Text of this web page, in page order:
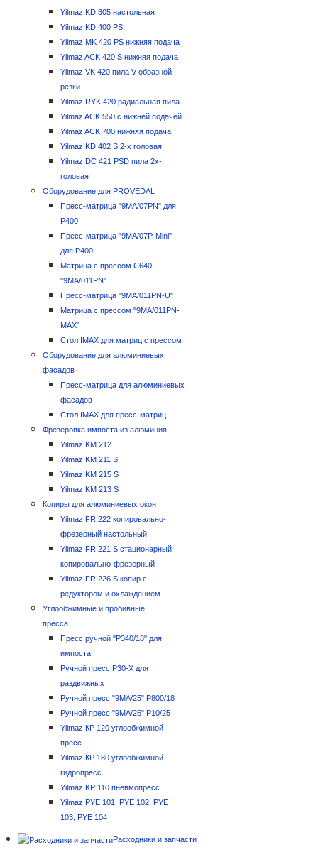
Yilmaz KD 305 настольная
Yilmaz KD 400 PS
Yilmaz MK 420 PS нижняя подача
Yilmaz ACK 420 S нижняя подача
Yilmaz VK 420 пила V-образной
резки
Yilmaz RYK 420 радиальная пила
Yilmaz ACK 550 с нижней подачей
Yilmaz ACK 700 нижняя подача
Yilmaz KD 402 S 2-х головая
Yilmaz DC 421 PSD пила 2х-
головая
Оборудование для PROVEDAL
Пресс-матрица "9MA/07PN" для
P400
Пресс-матрица "9MA/07P-Mini"
для P400
Матрица с прессом C640
"9MA/011PN"
Пресс-матрица "9MA/011PN-U"
Матрица с прессом "9MA/011PN-
MAX"
Стол IMAX для матриц с прессом
Оборудование для алюминиевых
фасадов
Пресс-матрица для алюминиевых
фасадов
Стол IMAX для пресс-матриц
Фрезеровка импоста из алюминия
Yilmaz KM 212
Yilmaz KM 211 S
Yilmaz KM 215 S
Yilmaz KM 213 S
Копиры для алюминиевых окон
Yilmaz FR 222 копировально-
фрезерный настольный
Yilmaz FR 221 S стационарный
копировально-фрезерный
Yilmaz FR 226 S копир с
редуктором и охлаждением
Углообжимные и пробивные
пресса
Пресс ручной "P340/18" для
импоста
Ручной пресс P30-X для
раздвижных
Ручной пресс "9MA/25" P800/18
Ручной пресс "9MA/26" P10/25
Yilmaz КР 120 углообжимной
пресс
Yilmaz КР 180 углообжимной
гидропресс
Yilmaz KP 110 пневмопресс
Yilmaz PYE 101, PYE 102, PYE
103, PYE 104
Расходники и запчасти